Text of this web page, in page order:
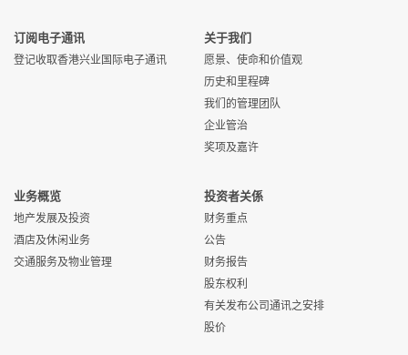
订阅电子通讯
登记收取香港兴业国际电子通讯
关于我们
愿景、使命和价值观
历史和里程碑
我们的管理团队
企业管治
奖项及嘉许
业务概览
地产发展及投资
酒店及休闲业务
交通服务及物业管理
投资者关係
财务重点
公告
财务报告
股东权利
有关发布公司通讯之安排
股价